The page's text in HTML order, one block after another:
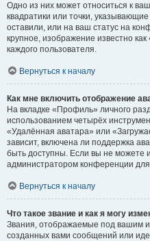
Одно из них может относиться к
квадратики или точки,
оставили, или на ваш статус на
крупное, изображение известно
каждого пользователя.
Вернуться к началу
Как мне включить отображение
На вкладке «Профиль» личного
использованием четырёх
«Удалённая аватара» или
зависит, включена ли поддержка
быть доступны. Если вы не можете
администратором конференции
Вернуться к началу
Что такое звание и как я могу
Звания, отображаемые под вашим
созданных вами сообщений или